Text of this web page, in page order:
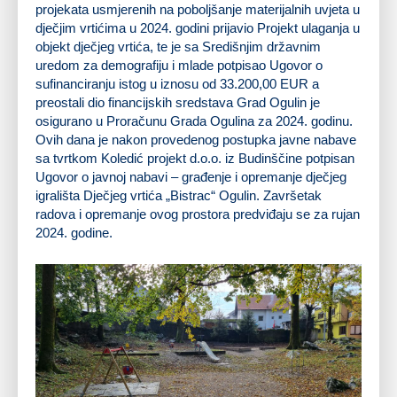
projekata usmjerenih na poboljšanje materijalnih uvjeta u
dječjim vrtićima u 2024. godini prijavio Projekt ulaganja u
objekt dječjeg vrtića, te je sa Središnjim državnim
uredom za demografiju i mlade potpisao Ugovor o
sufinanciranju istog u iznosu od 33.200,00 EUR a
preostali dio financijskih sredstava Grad Ogulin je
osigurano u Proračunu Grada Ogulina za 2024. godinu.
Ovih dana je nakon provedenog postupka javne nabave
sa tvrtkom Koledić projekt d.o.o. iz Budinščine potpisan
Ugovor o javnoj nabavi – građenje i opremanje dječjeg
igrališta Dječjeg vrtića „Bistrac“ Ogulin. Završetak
radova i opremanje ovog prostora predviđaju se za rujan
2024. godine.